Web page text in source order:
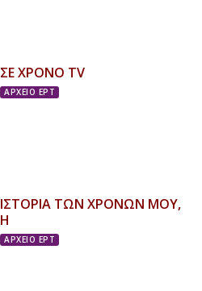
ΣΕ ΧΡΟΝΟ TV
ΑΡΧΕΙΟ ΕΡΤ
ΙΣΤΟΡΙΑ ΤΩΝ ΧΡΟΝΩΝ ΜΟΥ,
Η
ΑΡΧΕΙΟ ΕΡΤ